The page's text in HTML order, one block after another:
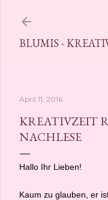
BLUMIS -
April 11, 2016
KREATIVZEIT
NACHLESE
Hallo Ihr Lieben!
Kaum zu glauben, er